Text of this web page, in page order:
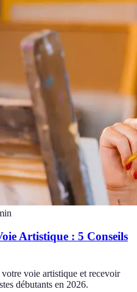
Artistique : 5 Conseils
voie artistique et recevoir
débutants en 2026.